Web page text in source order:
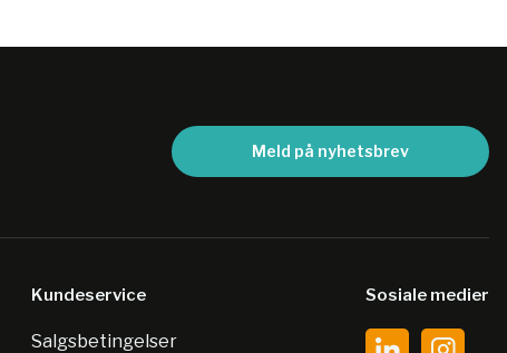
Meld på nyhetsbrev
Kundeservice
Salgsbetingelser
Sosiale medier